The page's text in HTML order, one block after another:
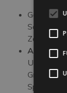
Zeichen